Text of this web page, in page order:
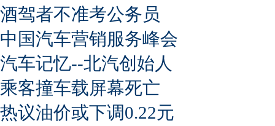
酒驾者不准考公务员
中国汽车营销服务峰会
汽车记忆--北汽创始人
乘客撞车载屏幕死亡
热议油价或下调0.22元